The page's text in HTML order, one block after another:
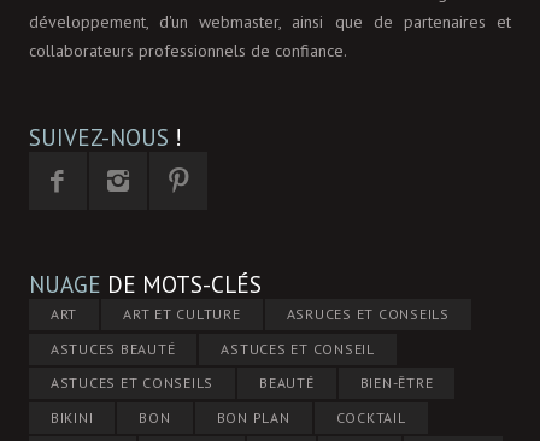
développement, d'un webmaster, ainsi que de partenaires et
collaborateurs professionnels de confiance.
SUIVEZ-NOUS !
NUAGE DE MOTS-CLÉS
ART ART ET CULTURE
ASRUCES ET CONSEILS
ASTUCES BEAUTÉ
ASTUCES ET CONSEIL
ASTUCES ET CONSEILS
BEAUTÉ
BIEN-ÊTRE
BIKINI
BON BON PLAN
COCKTAIL